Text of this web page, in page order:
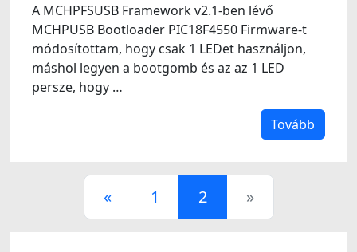
A MCHPFSUSB Framework v2.1-ben lévő
MCHPUSB Bootloader PIC18F4550 Firmware-t
módosítottam, hogy csak 1 LEDet használjon,
máshol legyen a bootgomb és az az 1 LED
persze, hogy …
Tovább
« 1 2 »